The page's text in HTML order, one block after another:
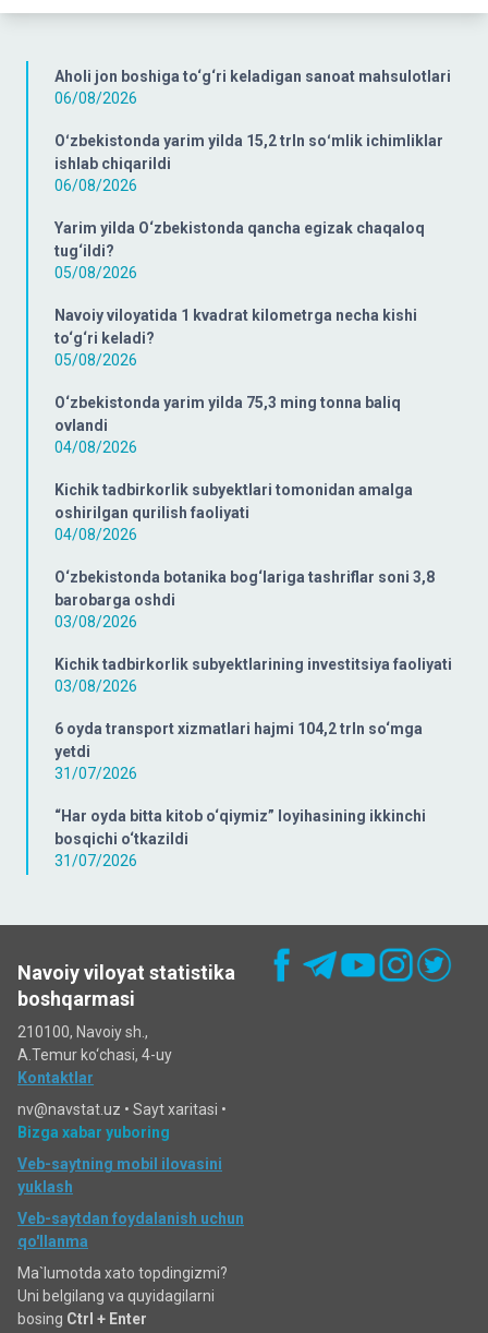
Aholi jon boshiga to‘g‘ri keladigan sanoat mahsulotlari
06/08/2026
Oʻzbekistonda yarim yilda 15,2 trln soʻmlik ichimliklar
ishlab chiqarildi
06/08/2026
Yarim yilda O‘zbekistonda qancha egizak chaqaloq
tug‘ildi?
05/08/2026
Navoiy viloyatida 1 kvadrat kilometrga necha kishi
to‘g‘ri keladi?
05/08/2026
O‘zbekistonda yarim yilda 75,3 ming tonna baliq
ovlandi
04/08/2026
Kichik tadbirkorlik subyektlari tomonidan amalga
oshirilgan qurilish faoliyati
04/08/2026
O‘zbekistonda botanika bog‘lariga tashriflar soni 3,8
barobarga oshdi
03/08/2026
Kichik tadbirkorlik subyektlarining investitsiya faoliyati
03/08/2026
6 oyda transport xizmatlari hajmi 104,2 trln so‘mga
yetdi
31/07/2026
“Har oyda bitta kitob o‘qiymiz” loyihasining ikkinchi
bosqichi o‘tkazildi
31/07/2026
Navoiy viloyat statistika
boshqarmasi
210100, Navoiy sh.,
A.Temur ko‘chаsi, 4-uy
Kontaktlar
nv@navstat.uz • Sayt xaritasi •
Bizga xabar yuboring
Veb-saytning mobil ilovasini
yuklash
Veb-saytdan foydalanish uchun
qo'llanma
Ma`lumotda xato topdingizmi?
Uni belgilang va quyidagilarni
bosing Ctrl + Enter